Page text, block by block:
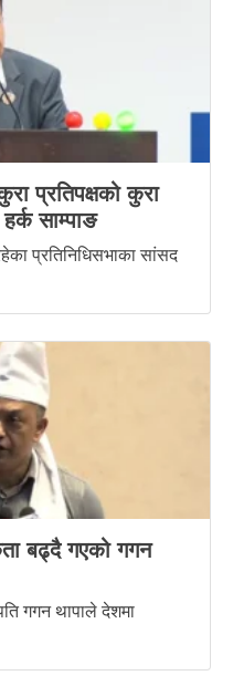
प्रतिपक्षको कुरा
साम्पाङ
प्रतिनिधिसभाका सांसद
बढ्दै गएको गगन
गगन थापाले देशमा